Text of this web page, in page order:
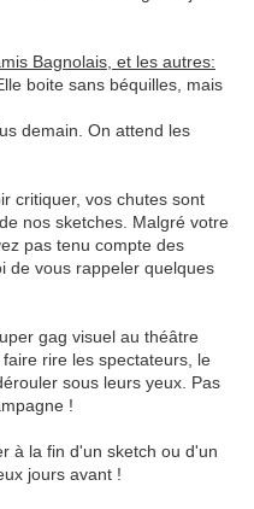
Bagnolais, et les autres:
boite sans béquilles, mais
demain. On attend les
critiquer, vos chutes sont
nos sketches. Malgré votre
pas tenu compte des
de vous rappeler quelques
gag visuel au théâtre
rire les spectateurs, le
sous leurs yeux. Pas
!
à la fin d'un sketch ou d'un
jours avant !